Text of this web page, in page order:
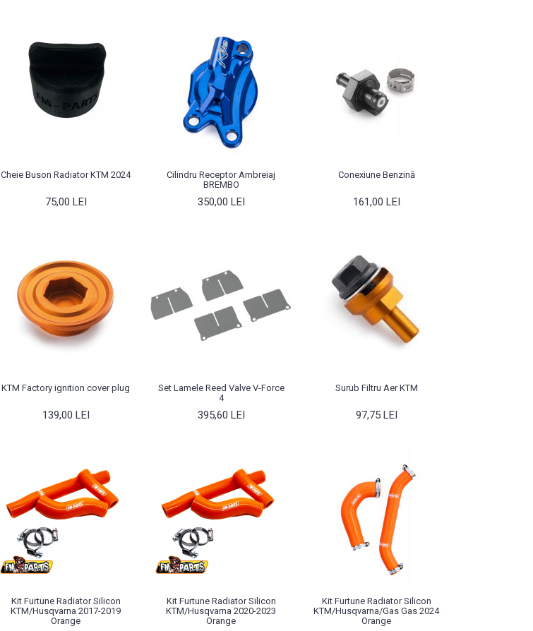
Cheie Buson Radiator KTM 2024
75,00 LEI
Cilindru Receptor Ambreiaj
BREMBO
350,00 LEI
Conexiune Benzină
161,00 LEI
KTM Factory ignition cover plug
139,00 LEI
Set Lamele Reed Valve V-Force
4
395,60 LEI
Surub Filtru Aer KTM
97,75 LEI
Kit Furtune Radiator Silicon
KTM/Husqvarna 2017-2019
Orange
Kit Furtune Radiator Silicon
KTM/Husqvarna 2020-2023
Orange
Kit Furtune Radiator Silicon
KTM/Husqvarna/Gas Gas 2024
Orange